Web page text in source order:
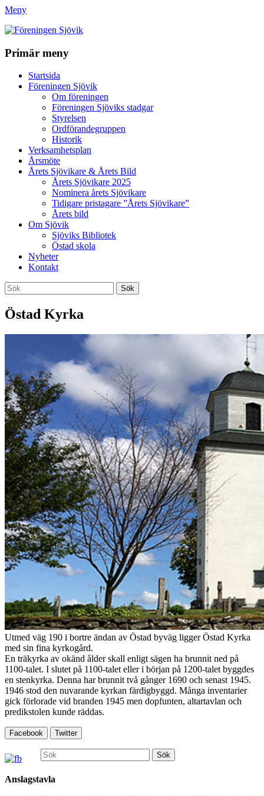
Meny
Föreningen Sjövik
Primär meny
Startsida
Föreningen Sjövik
Om föreningen
Föreningen Sjöviks stadgar
Styrelsen
Ordförandegruppen
Historik
Verksamhetsplan
Årsmöte
Årets Sjövikare & Årets Bild
Årets Sjövikare 2025
Nominera årets Sjövikare
Tidigare pristagare ”Årets Sjövikare”
Årets bild
Om Sjövik
Sjöviks Bibliotek
Östad skola
Nyheter
Kontakt
Sök
Sök
efter:
Östad Kyrka
Utmed väg 190 i bortre ändan av Östad byväg ligger Östad Kyrka
med sin fina kyrkogård.
En träkyrka av okänd ålder skall enligt sägen ha brunnit ned på
1100-talet. I slutet på 1100-talet eller i början på 1200-talet byggdes
en stenkyrka. Denna har brunnit två gånger 1690 och senast 1945.
1946 stod den nuvarande kyrkan färdigbyggd. Många inventarier
gick förlorade vid branden 1945 men dopfunten, altartavlan och
predikstolen kunde räddas.
Facebook Twitter
Sök
efter:
Anslagstavla